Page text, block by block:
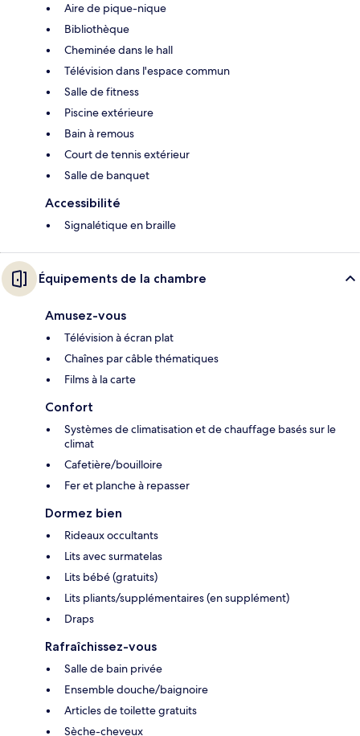
Aire de pique-nique
Bibliothèque
Cheminée dans le hall
Télévision dans l'espace commun
Salle de fitness
Piscine extérieure
Bain à remous
Court de tennis extérieur
Salle de banquet
Accessibilité
Signalétique en braille
Équipements de la chambre
Amusez-vous
Télévision à écran plat
Chaînes par câble thématiques
Films à la carte
Confort
Systèmes de climatisation et de chauffage basés sur le
climat
Cafetière/bouilloire
Fer et planche à repasser
Dormez bien
Rideaux occultants
Lits avec surmatelas
Lits bébé (gratuits)
Lits pliants/supplémentaires (en supplément)
Draps
Rafraîchissez-vous
Salle de bain privée
Ensemble douche/baignoire
Articles de toilette gratuits
Sèche-cheveux